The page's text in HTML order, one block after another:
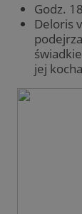
Godz.
Deloris
jej